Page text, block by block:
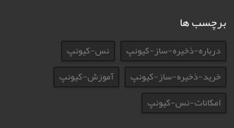
برچسب ها
درباره-ذخیره-ساز-کیونپ
نس-کیونپ
خرید-ذخیره-ساز-کیونپ
آموزش-کیونپ
امکانات-نس-کیونپ